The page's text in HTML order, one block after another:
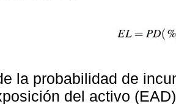
la probabilidad de
del activo